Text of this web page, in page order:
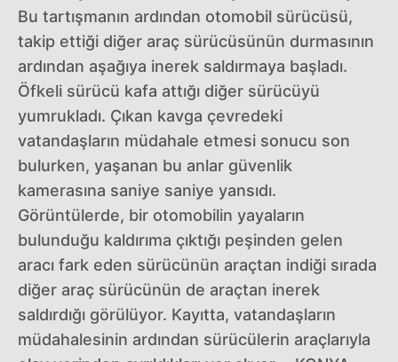
Bu tartışmanın ardından otomobil sürücüsü,
takip ettiği diğer araç sürücüsünün durmasının
ardından aşağıya inerek saldırmaya başladı.
Öfkeli sürücü kafa attığı diğer sürücüyü
yumrukladı. Çıkan kavga çevredeki
vatandaşların müdahale etmesi sonucu son
bulurken, yaşanan bu anlar güvenlik
kamerasına saniye saniye yansıdı.
Görüntülerde, bir otomobilin yayaların
bulunduğu kaldırıma çıktığı peşinden gelen
aracı fark eden sürücünün araçtan indiği sırada
diğer araç sürücünün de araçtan inerek
saldırdığı görülüyor. Kayıtta, vatandaşların
müdahalesinin ardından sürücülerin araçlarıyla